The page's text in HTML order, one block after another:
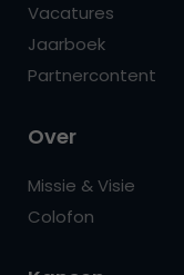
Vacatures
Jaarboek
Partnercontent
Over
Missie & Visie
Colofon